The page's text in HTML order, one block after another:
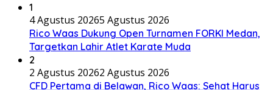
1
4 Agustus 20265 Agustus 2026
Rico Waas Dukung Open Turnamen FORKI Medan,
Targetkan Lahir Atlet Karate Muda
2
2 Agustus 20262 Agustus 2026
CFD Pertama di Belawan, Rico Waas: Sehat Harus